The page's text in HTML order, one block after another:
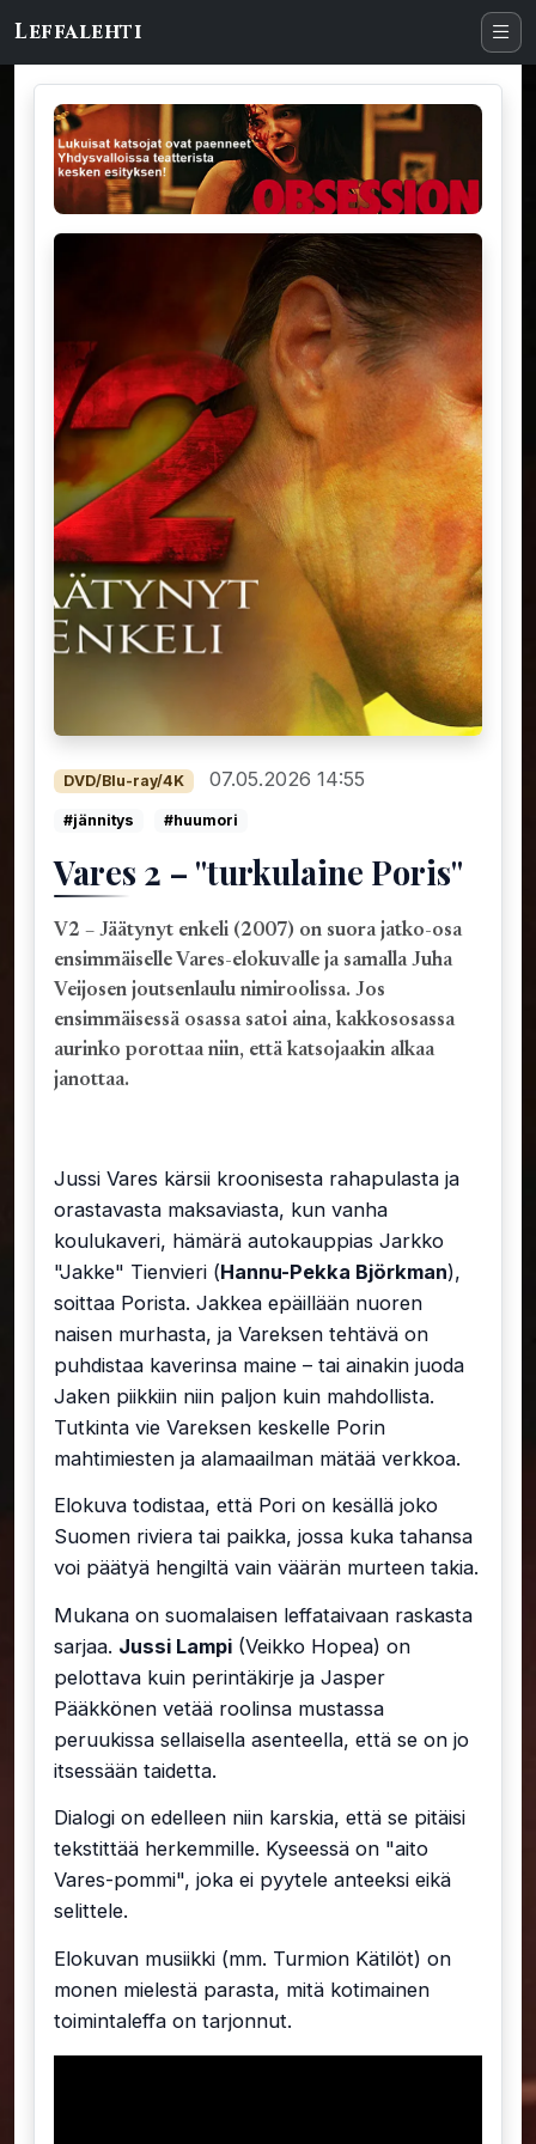
Leffalehti
DVD/Blu-ray/4K 07.05.2026 14:55
#jännitys #huumori
Vares 2 – "turkulaine Poris"
V2 – Jäätynyt enkeli (2007) on suora jatko-osa
ensimmäiselle Vares-elokuvalle ja samalla Juha
Veijosen joutsenlaulu nimiroolissa. Jos
ensimmäisessä osassa satoi aina, kakkososassa
aurinko porottaa niin, että katsojaakin alkaa
janottaa.
Jussi Vares kärsii kroonisesta rahapulasta ja
orastavasta maksaviasta, kun vanha
koulukaveri, hämärä autokauppias Jarkko
"Jakke" Tienvieri (Hannu-Pekka Björkman),
soittaa Porista. Jakkea epäillään nuoren
naisen murhasta, ja Vareksen tehtävä on
puhdistaa kaverinsa maine – tai ainakin juoda
Jaken piikkiin niin paljon kuin mahdollista.
Tutkinta vie Vareksen keskelle Porin
mahtimiesten ja alamaailman mätää verkkoa.
Elokuva todistaa, että Pori on kesällä joko
Suomen riviera tai paikka, jossa kuka tahansa
voi päätyä hengiltä vain väärän murteen takia.
Mukana on suomalaisen leffataivaan raskasta
sarjaa. Jussi Lampi (Veikko Hopea) on
pelottava kuin perintäkirje ja Jasper
Pääkkönen vetää roolinsa mustassa
peruukissa sellaisella asenteella, että se on jo
itsessään taidetta.
Dialogi on edelleen niin karskia, että se pitäisi
tekstittää herkemmille. Kyseessä on "aito
Vares-pommi", joka ei pyytele anteeksi eikä
selittele.
Elokuvan musiikki (mm. Turmion Kätilöt) on
monen mielestä parasta, mitä kotimainen
toimintaleffa on tarjonnut.